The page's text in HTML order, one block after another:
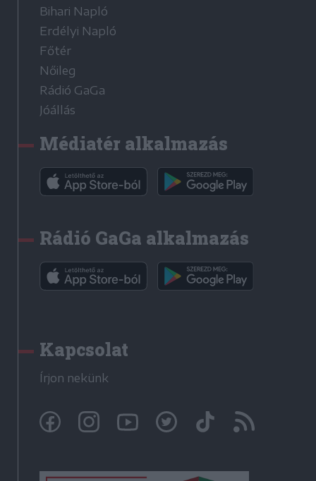
Bihari Napló
Erdélyi Napló
Főtér
Nőileg
Rádió GaGa
Jóállás
Médiatér alkalmazás
Rádió GaGa alkalmazás
Kapcsolat
Írjon nekünk